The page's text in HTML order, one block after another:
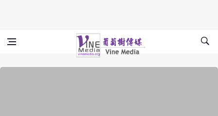
Vine Media
葡萄樹傳媒